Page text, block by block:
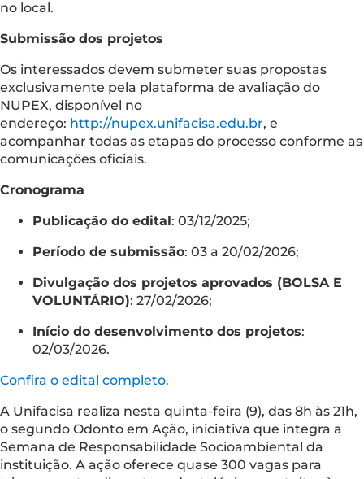
no local.
Submissão dos projetos
Os interessados devem submeter suas propostas
exclusivamente pela plataforma de avaliação do
NUPEX, disponível no
endereço: http://nupex.unifacisa.edu.br, e
acompanhar todas as etapas do processo conforme as
comunicações oficiais.
Cronograma
Publicação do edital: 03/12/2025;
Período de submissão: 03 a 20/02/2026;
Divulgação dos projetos aprovados (BOLSA E
VOLUNTÁRIO): 27/02/2026;
Início do desenvolvimento dos projetos:
02/03/2026.
Confira o edital completo.
A Unifacisa realiza nesta quinta-feira (9), das 8h às 21h,
o segundo Odonto em Ação, iniciativa que integra a
Semana de Responsabilidade Socioambiental da
instituição. A ação oferece quase 300 vagas para